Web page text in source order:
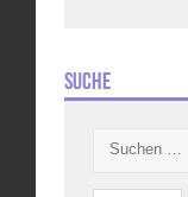
Suche
nach: